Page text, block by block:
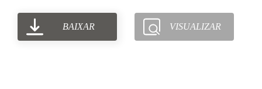
BAIXAR VISUALIZAR